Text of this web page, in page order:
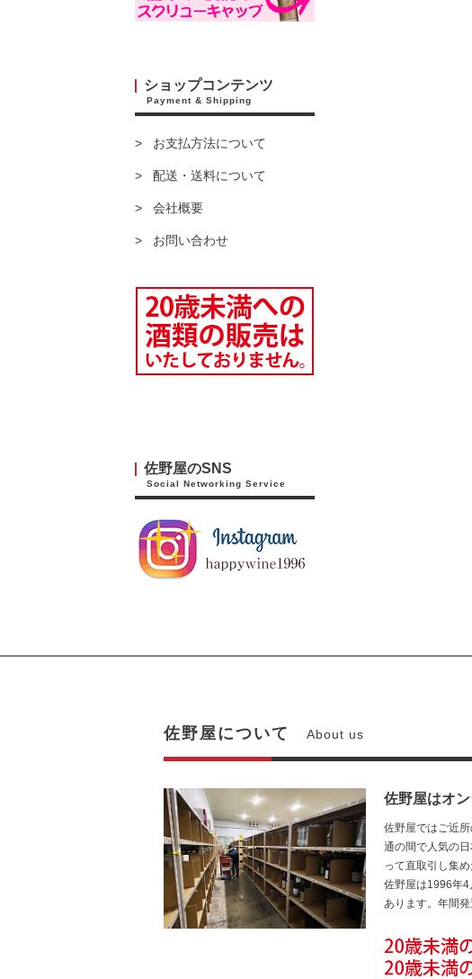
ショップコンテンツ
Payment & Shipping
お支払方法について
配送・送料について
会社概要
お問い合わせ
佐野屋のSNS
Social Networking Service
佐野屋について About us
佐野屋はオ
佐野屋ではご近
通の間で人気の
って直取引し集
佐野屋は1996年
あります。年間